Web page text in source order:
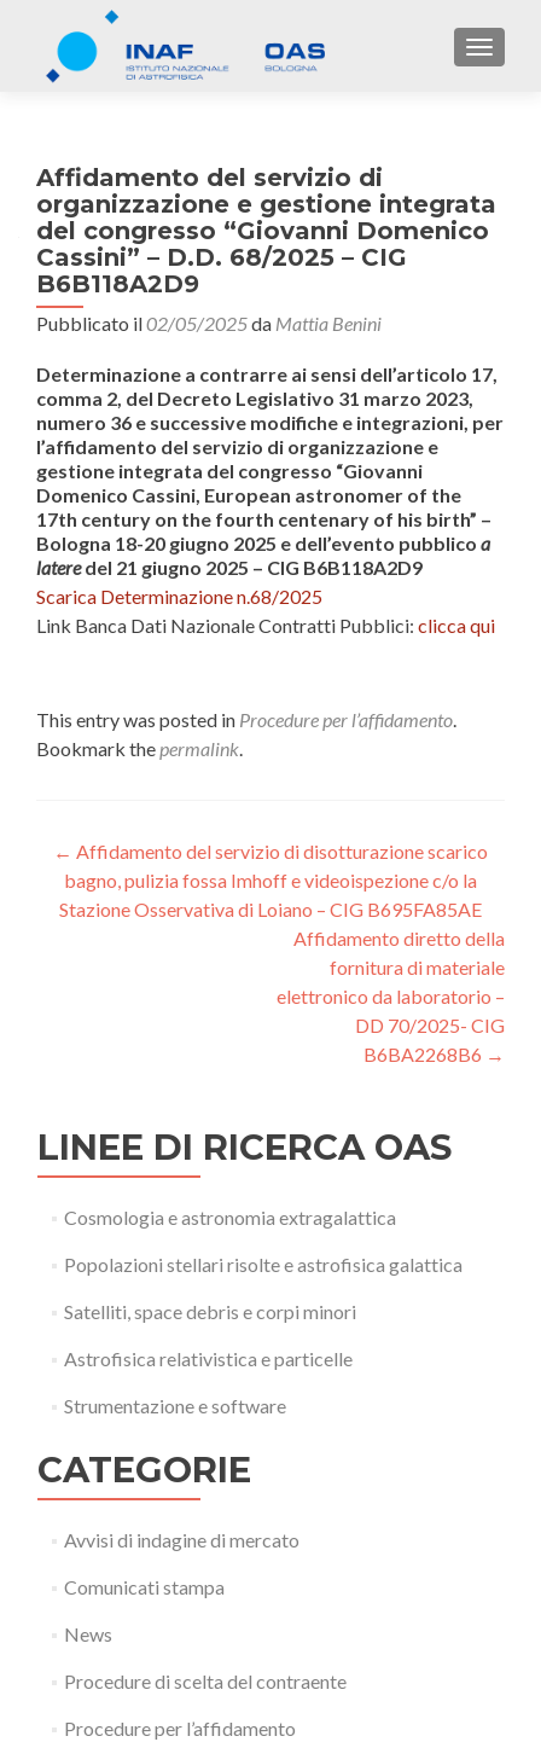
Affidamento del servizio di
organizzazione e gestione integrata
del congresso “Giovanni Domenico
Cassini” – D.D. 68/2025 – CIG
B6B118A2D9
Pubblicato il02/05/2025da Mattia Benini
Determinazione a contrarre ai sensi dell’articolo 17,
comma 2, del Decreto Legislativo 31 marzo 2023,
numero 36 e successive modifiche e integrazioni, per
l’affidamento del servizio di organizzazione e
gestione integrata del congresso “Giovanni
Domenico Cassini, European astronomer of the
17th century on the fourth centenary of his birth” –
Bologna 18-20 giugno 2025 e dell’evento pubblico a
lateredel 21 giugno 2025 – CIG B6B118A2D9
Scarica Determinazione n.68/2025
Link Banca Dati Nazionale Contratti Pubblici: clicca qui
This entry was posted in Procedure per l’affidamento.
Bookmark thepermalink.
Post
navigation
← Affidamento del servizio di disotturazione scarico
bagno, pulizia fossa Imhoff e videoispezione c/o la
Stazione Osservativa di Loiano – CIG B695FA85AE
Affidamento diretto della
fornitura di materiale
elettronico da laboratorio –
DD 70/2025- CIG
B6BA2268B6 →
LINEE DI RICERCA OAS
Cosmologia e astronomia extragalattica
Popolazioni stellari risolte e astrofisica galattica
Satelliti, space debris e corpi minori
Astrofisica relativistica e particelle
Strumentazione e software
CATEGORIE
Avvisi di indagine di mercato
Comunicati stampa
News
Procedure di scelta del contraente
Procedure per l’affidamento